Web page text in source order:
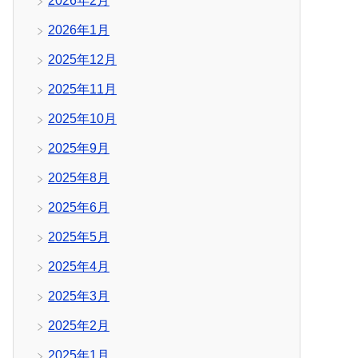
2026年1月
2025年12月
2025年11月
2025年10月
2025年9月
2025年8月
2025年6月
2025年5月
2025年4月
2025年3月
2025年2月
2025年1月